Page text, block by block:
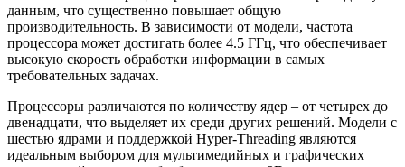
данным, что существенно повышает общую
производительность. В зависимости от модели, частота
процессора может достигать более 4.5 ГГц, что обеспечивает
высокую скорость обработки информации в самых
требовательных задачах.
Процессоры различаются по количеству ядер – от четырех до
двенадцати, что выделяет их среди других решений. Модели с
шестью ядрами и поддержкой Hyper-Threading являются
идеальным выбором для мультимедийных и графических